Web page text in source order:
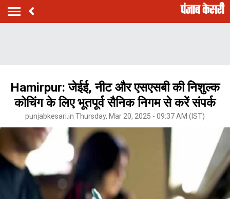
Hamirpur: जेईई, नीट और एसएसबी की निशुल्क
कोचिंग के लिए भूतपूर्व सैनिक निगम से करें संपर्क
punjabkesari.in Thursday, Mar 20, 2025 - 09:37 AM (IST)